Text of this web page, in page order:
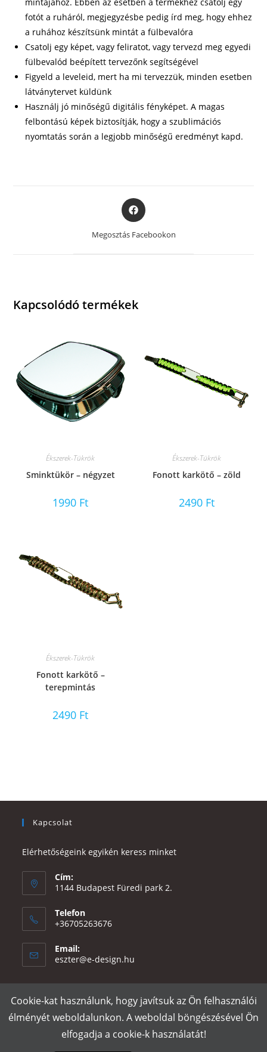
fotót a ruháról, megjegyzésbe pedig írd meg, hogy ehhez
a ruhához készítsünk mintát a fülbevalóra
Csatolj egy képet, vagy feliratot, vagy tervezd meg egyedi
fülbevalód beépített tervezőnk segítségével
Figyeld a leveleid, mert ha mi tervezzük, minden esetben
látványtervet küldünk
Használj jó minőségű digitális fényképet. A magas
felbontású képek biztosítják, hogy a szublimációs
nyomtatás során a legjobb minőségű eredményt kapd.
Opens
in
new
Megosztás Facebookon
Kapcsolódó termékek
Ékszerek-Tükrök
Sminktükör – négyzet
1990 Ft
Ékszerek-Tükrök
Fonott karkötő – zöld
2490 Ft
Ékszerek-Tükrök
Fonott karkötő –
terepmintás
2490 Ft
Kapcsolat
Elérhetőségeink egyikén keress minket
Cím:
1144 Budapest Füredi park 2.
Telefon
+36705263676
Email:
eszter@e-design.hu
Rólunk Szállítás és fizetés Adatvédelmi tájékoztató
ÁSZF
Póló nyomtatás
Cookie-kat használunk, hogy javítsuk az Ön felhasználói
élményét weboldalunkon. A weboldal böngészésével Ön
elfogadja a cookie-k használatát!